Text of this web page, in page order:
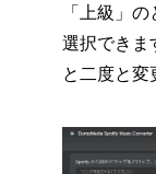
「上級」
選択できま
と二度と変